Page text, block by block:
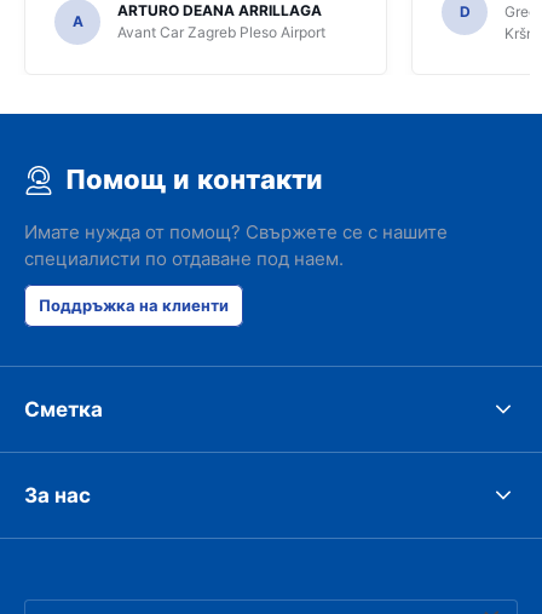
A
ARTURO DEANA ARRILLAGA
Avant Car Zagreb Pleso Airport
D
Помощ и контакти
Имате нужда от помощ? Свържете се с нашите
специалисти по отдаване под наем.
Поддръжка на клиенти
Сметка
За нас